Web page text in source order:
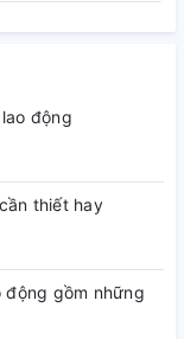
KRK
công nghiệp và
và nước dùng
động
thiết hay
động gồm những